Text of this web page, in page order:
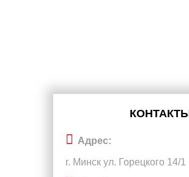
Адрес:
г. Минск ул. Горецкого 14/1